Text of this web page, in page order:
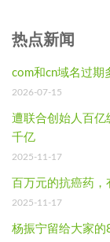
热点新闻
com和cn域名过期
2026-07-15
遭联合创始人百亿
千亿
2025-11-17
百万元的抗癌药，
2025-11-17
杨振宁留给大家